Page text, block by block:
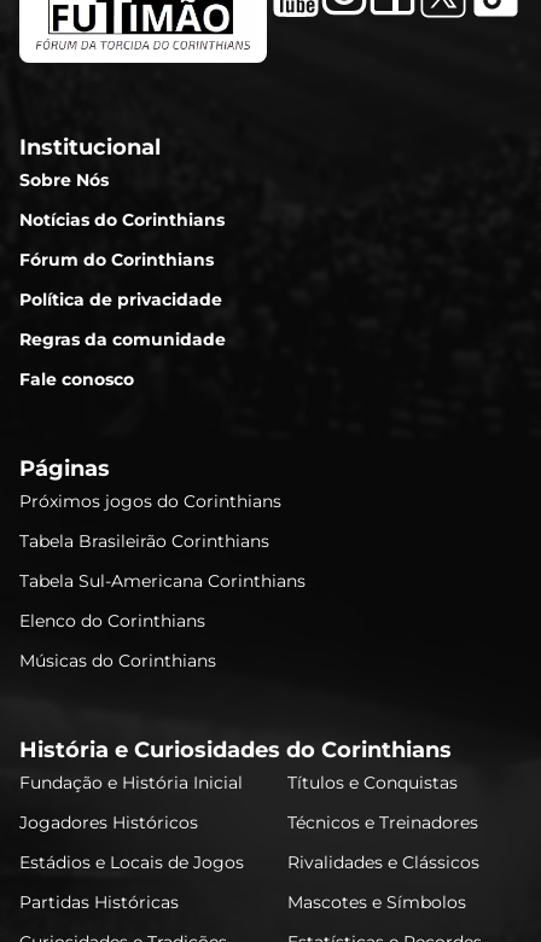
Institucional
Sobre Nós
Notícias do Corinthians
Fórum do Corinthians
Política de privacidade
Regras da comunidade
Fale conosco
Páginas
Próximos jogos do Corinthians
Tabela Brasileirão Corinthians
Tabela Sul-Americana Corinthians
Elenco do Corinthians
Músicas do Corinthians
História e Curiosidades do Corinthians
Fundação e História Inicial
Títulos e Conquistas
Jogadores Históricos
Técnicos e Treinadores
Estádios e Locais de Jogos
Rivalidades e Clássicos
Partidas Históricas
Mascotes e Símbolos